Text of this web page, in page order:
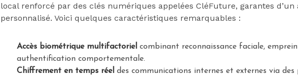
local renforcé par des clés numériques appelées CléFuture, garantes d’un
personnalisé. Voici quelques caractéristiques remarquables :
Accès biométrique multifactoriel combinant reconnaissance faciale,
authentification comportementale.
Chiffrement en temps réel des communications internes et externes via des